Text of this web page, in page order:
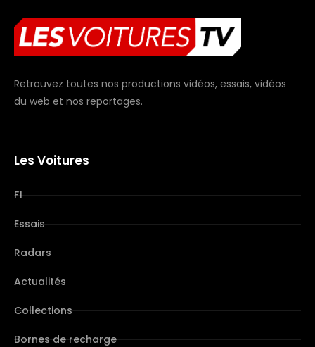
Retrouvez toutes nos productions vidéos, essais, vidéos
du web et nos reportages.
Les Voitures
F1
Essais
Radars
Actualités
Collections
Bornes de recharge